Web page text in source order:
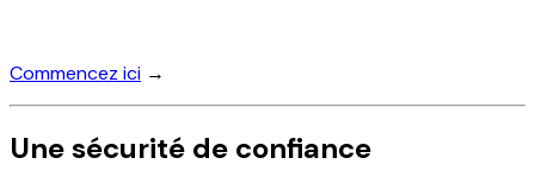
Commencez ici →
Une sécurité de confiance